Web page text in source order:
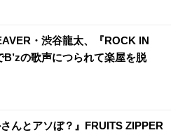
・渋谷龍太、『ROCK IN
の歌声につられて楽屋を脱
さんとアソぼ？』FRUITS ZIPPER